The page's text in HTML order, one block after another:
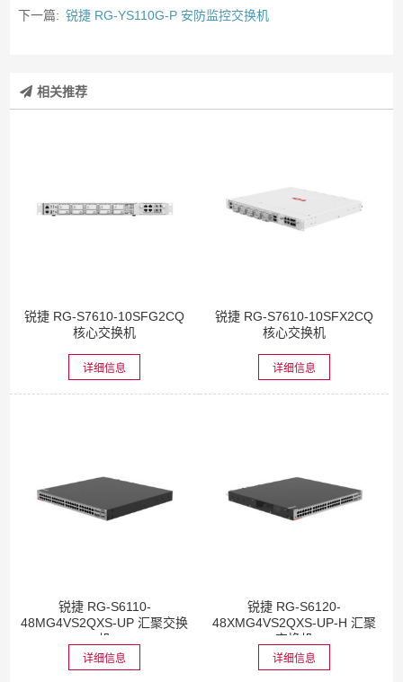
下一篇: 锐捷 RG-YS110G-P 安防监控交换机
相关推荐
锐捷 RG-S7610-10SFG2CQ
核心交换机
详细信息
锐捷 RG-S7610-10SFX2CQ
核心交换机
详细信息
锐捷 RG-S6110-
48MG4VS2QXS-UP 汇聚交换
机
详细信息
锐捷 RG-S6120-
48XMG4VS2QXS-UP-H 汇聚
交换机
详细信息